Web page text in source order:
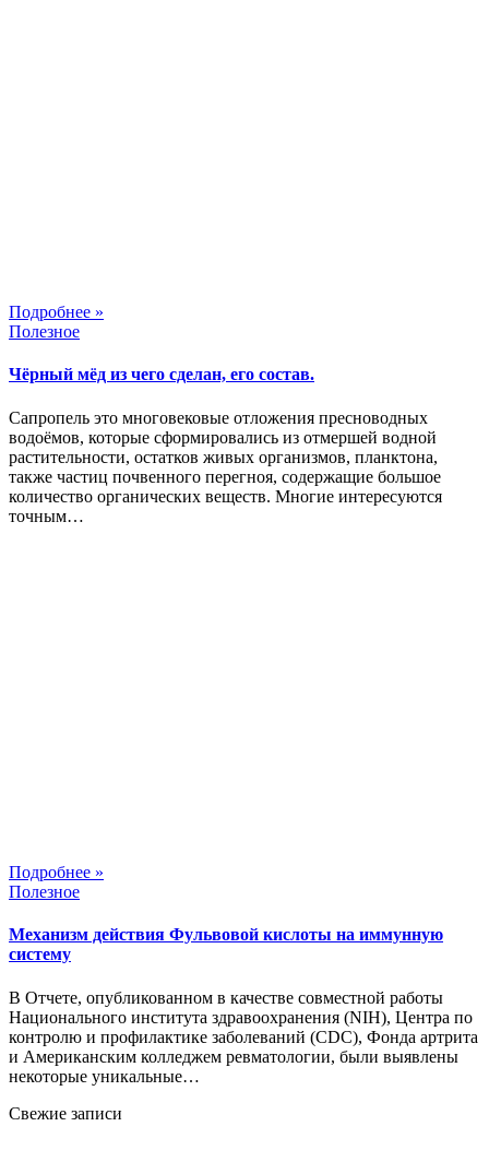
Подробнее »
Полезное
Чёрный мёд из чего сделан, его состав.
Сапропель это многовековые отложения пресноводных
водоёмов, которые сформировались из отмершей водной
растительности, остатков живых организмов, планктона,
также частиц почвенного перегноя, содержащие большое
количество органических веществ. Многие интересуются
точным…
Подробнее »
Полезное
Механизм действия Фульвовой кислоты на иммунную
систему
В Отчете, опубликованном в качестве совместной работы
Национального института здравоохранения (NIH), Центра по
контролю и профилактике заболеваний (CDC), Фонда артрита
и Американским колледжем ревматологии, были выявлены
некоторые уникальные…
Свежие записи